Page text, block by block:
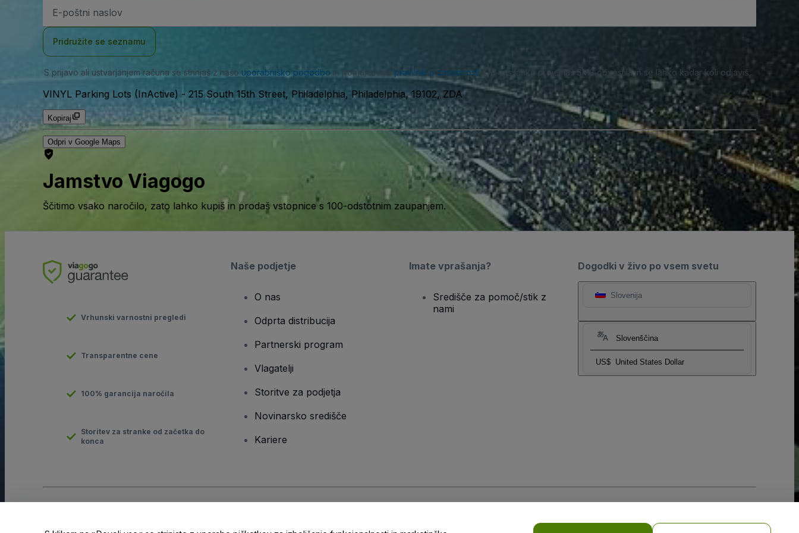
naslov
Pridružite se seznamu
S prijavo ali ustvarjanjem računa se strinjaš z našo uporabniško pogodbo in potrjuješ naš pravilnik o zasebnosti . Od nas lahko prejemaš SMS obvestila in se lahko kadar koli odjaviš.
VINYL Parking Lots (InActive) - 215 South 15th Street, Philadelphia, Philadelphia, 19102, ZDA
Kopiraj
Odpri v Google Maps
Jamstvo Viagogo
Ščitimo vsako naročilo, zato lahko kupiš in prodaš vstopnice s 100-odstotnim zaupanjem.
Dogodki v živo po vsem svetu
Slovenija
Slovenščina
US$ United States Dollar
Vrhunski varnostni pregledi
Transparentne cene
100% garancija naročila
Storitev za stranke od začetka do
konca
Naše podjetje
O nas
Odprta distribucija
Partnerski program
Vlagatelji
Storitve za podjetja
Novinarsko središče
Kariere
Imate vprašanja?
Središče za pomoč/stik z
nami
Pravilnik o zasebnosti za mobilne naprave